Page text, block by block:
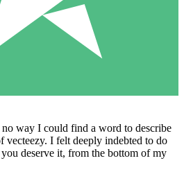
no way I could find a word to describe
vecteezy. I felt deeply indebted to do
deserve it, from the bottom of my